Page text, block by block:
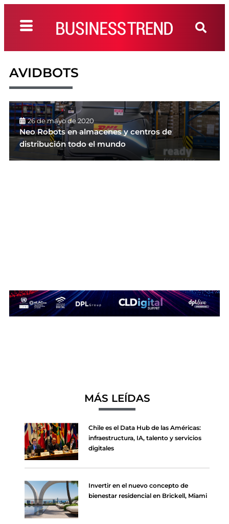
AVIDBOTS
26 de mayo de 2020
Neo Robots en almacenes y centros de
distribución todo el mundo
MÁS LEÍDAS
Chile es el Data Hub de las Américas:
infraestructura, IA, talento y servicios
digitales
Invertir en el nuevo concepto de
bienestar residencial en Brickell, Miami